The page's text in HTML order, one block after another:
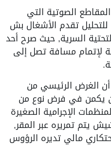
الصوتية التي
تقدم الأشغال بش
السرية, حيث صرح أحد
لإتمام مسافة تصل إلى
أن الغرض الرئيسي من
يكمن في فرض نوع من
الإجرامية الصغيرة
يتم تمريره عبر المقر,
مالي تديره الرؤوس